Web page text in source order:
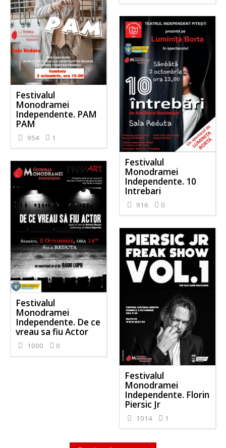
Festivalul
Monodramei
Independente. PAM
PAM
954 1
Festivalul
Monodramei
Independente. 10
Intrebari
916 0
Festivalul
Monodramei
Independente. De ce
vreau sa fiu Actor
1000 0
Festivalul
Monodramei
Independente. Florin
Piersic Jr
1014 1